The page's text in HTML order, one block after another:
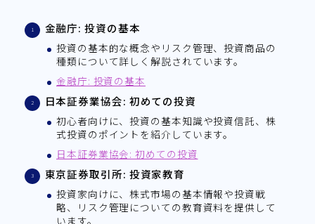
金融庁: 投資の基本
投資の基本的な概念やリスク管理、投資商品の
種類について詳しく解説されています。
金融庁: 投資の基本
日本証券業協会: 初めての投資
初心者向けに、投資の基本知識や投資信託、株
式投資のポイントを紹介しています。
日本証券業協会: 初めての投資
東京証券取引所: 投資家教育
投資家向けに、株式市場の基本情報や投資戦
略、リスク管理についての教育資料を提供して
います。